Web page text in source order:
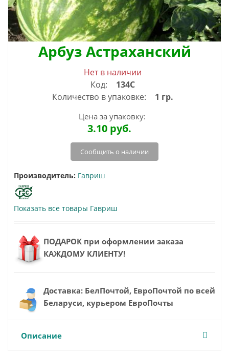
Арбуз Астраханский
Нет в наличии
Код:
134С
Количество в упаковке:
1 гр.
Цена за упаковку:
3.10 руб.
Сообщить о наличии
Производитель: Гавриш
Показать все товары Гавриш
ПОДАРОК при оформлении заказа
КАЖДОМУ КЛИЕНТУ!
Доставка: БелПочтой, ЕвроПочтой по всей
Беларуси, курьером ЕвроПочты
Описание